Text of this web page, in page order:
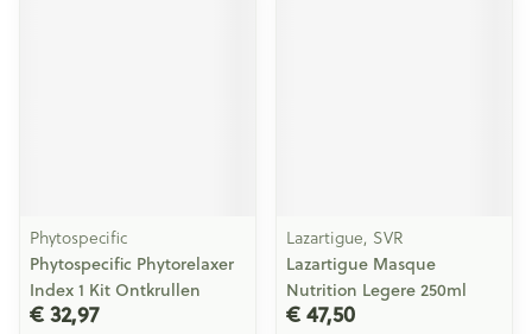
Phytospecific
Phytospecific Phytorelaxer
Index 1 Kit Ontkrullen
€ 32,97
Lazartigue, SVR
Lazartigue Masque
Nutrition Legere 250ml
€ 47,50